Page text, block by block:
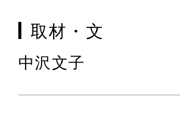
取材・文
中沢文子